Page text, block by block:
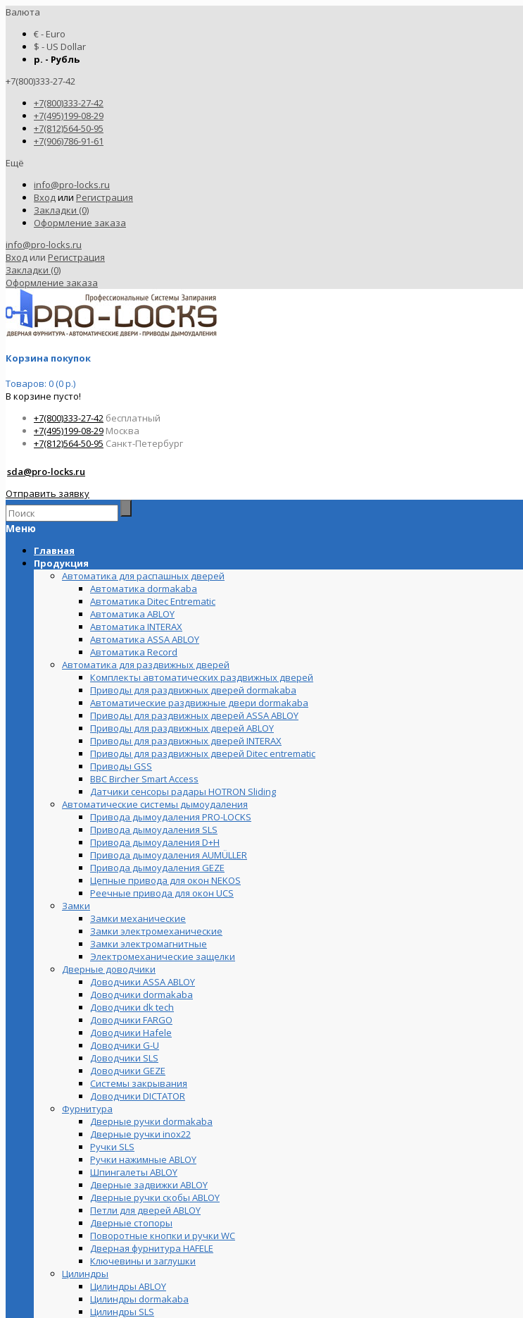
Валюта
€ - Euro
$ - US Dollar
р. - Рубль
+7(800)333-27-42
+7(800)333-27-42
+7(495)199-08-29
+7(812)564-50-95
+7(906)786-91-61
Ещё
info@pro-locks.ru
Входили Регистрация
Закладки (0)
Оформление заказа
info@pro-locks.ru
Вход или Регистрация
Закладки (0)
Оформление заказа
Корзина покупок
Товаров: 0 (0 р.)
В корзине пусто!
+7(800)333-27-42 бесплатный
+7(495)199-08-29 Москва
+7(812)564-50-95 Санкт-Петербург
sda@pro-locks.ru
Отправить заявку
Меню
Главная
Продукция
Автоматика для распашных дверей
Автоматика dormakaba
Автоматика Ditec Entrematic
Автоматика ABLOY
Автоматика INTERAX
Автоматика ASSA ABLOY
Автоматика Record
Автоматика для раздвижных дверей
Комплекты автоматических раздвижных дверей
Приводы для раздвижных дверей dormakaba
Автоматические раздвижные двери dormakaba
Приводы для раздвижных дверей ASSA ABLOY
Приводы для раздвижных дверей ABLOY
Приводы для раздвижных дверей INTERAX
Приводы для раздвижных дверей Ditec entrematic
Приводы GSS
BBC Bircher Smart Access
Датчики сенсоры радары HOTRON Sliding
Автоматические системы дымоудаления
Привода дымоудаления PRO-LOCKS
Привода дымоудаления SLS
Привода дымоудаления D+H
Привода дымоудаления AUMÜLLER
Привода дымоудаления GEZE
Цепные привода для окон NEKOS
Реечные привода для окон UСS
Замки
Замки механические
Замки электромеханические
Замки электромагнитные
Электромеханические защелки
Дверные доводчики
Доводчики ASSA ABLOY
Доводчики dormakaba
Доводчики dk tech
Доводчики FARGO
Доводчики Hafele
Доводчики G-U
Доводчики SLS
Доводчики GEZE
Cистемы закрывания
Доводчики DICTATOR
Фурнитура
Дверные ручки dormakaba
Дверные ручки inox22
Ручки SLS
Ручки нажимные ABLOY
Шпингалеты ABLOY
Дверные задвижки ABLOY
Дверные ручки скобы ABLOY
Петли для дверей ABLOY
Дверные стопоры
Поворотные кнопки и ручки WC
Дверная фурнитура HAFELE
Ключевины и заглушки
Цилиндры
Цилиндры ABLOY
Цилиндры dormakaba
Цилиндры SLS